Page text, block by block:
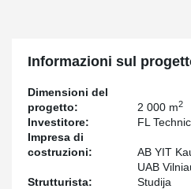
Informazioni sul
Dimensioni del
progetto:
2 000 m2
Investitore:
FL
Impresa di
costruzioni:
AB YIT
Strutturista:
UAB
Studija